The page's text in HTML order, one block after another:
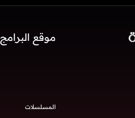
موقع البرامج
المسلسلات